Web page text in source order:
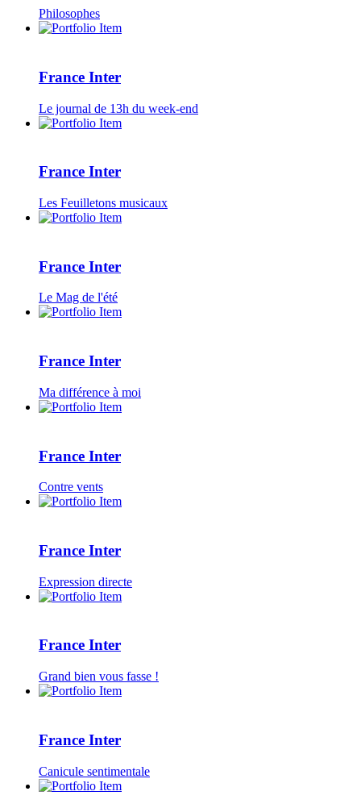
Philosophes
France Inter
Le journal de 13h du week-end
France Inter
Les Feuilletons musicaux
France Inter
Le Mag de l'été
France Inter
Ma différence à moi
France Inter
Contre vents
France Inter
Expression directe
France Inter
Grand bien vous fasse !
France Inter
Canicule sentimentale